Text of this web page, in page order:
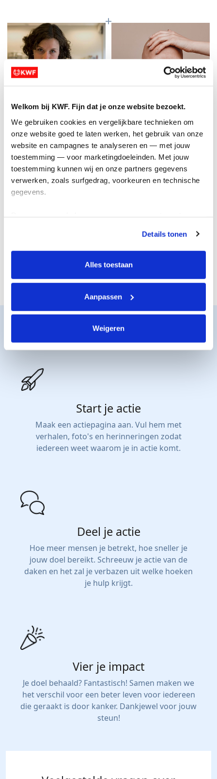
Welkom bij KWF. Fijn dat je onze website bezoekt.
We gebruiken cookies en vergelijkbare technieken om
onze website goed te laten werken, het gebruik van onze
website en campagnes te analyseren en — met jouw
toestemming — voor marketingdoeleinden. Met jouw
toestemming kunnen wij en onze partners gegevens
verwerken, zoals surfgedrag, voorkeuren en technische
gegevens.
tonen. Je kunt je toestemming op elk moment wijzigen of
intrekken via Cookie instellingen onderaan de pagina. De
lijst met cookies is te vinden in het tabblad “details”.
Details tonen
Alles toestaan
Aanpassen
Weigeren
Baanbrekend
onderzoek
Meer kans op
genezing
De juiste steun
Nieuwe
Zo werkt het
Start je actie
Maak een actiepagina aan. Vul hem met
verhalen, foto's en herinneringen zodat
iedereen weet waarom je in actie komt.
Deel je actie
Hoe meer mensen je betrekt, hoe sneller je
jouw doel bereikt. Schreeuw je actie van de
daken en het zal je verbazen uit welke hoeken
je hulp krijgt.
Vier je impact
Je doel behaald? Fantastisch! Samen maken we
het verschil voor een beter leven voor iedereen
die geraakt is door kanker. Dankjewel voor jouw
steun!